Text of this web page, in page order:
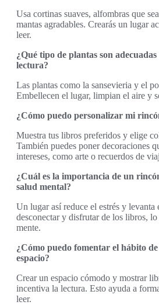
Usa cortinas suaves, alfombras que
mantas agradables. Crearás un lugar
leer.
¿Qué tipo de plantas son
lectura?
Las plantas como la sansevieria y el
Embellecen el lugar, limpian el aire y
¿Cómo puedo personalizar mi
Muestra tus libros preferidos y elige
También puedes poner decoraciones
intereses, como arte o recuerdos de
¿Cuál es la importancia de un
salud mental?
Un lugar así reduce el estrés y levanta
desconectar y disfrutar de los libros, lo
mente.
¿Cómo puedo fomentar el hábito
espacio?
Crear un espacio cómodo y mostrar
incentiva la lectura. Esto ayuda a
leer.